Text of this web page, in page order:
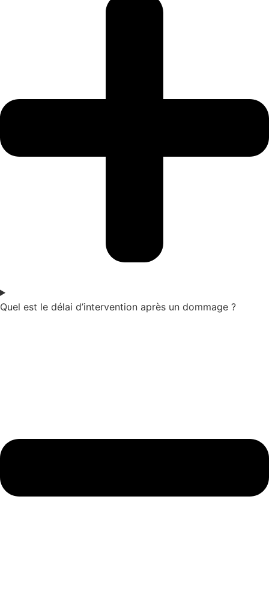
Quel est le délai d’intervention après un dommage ?